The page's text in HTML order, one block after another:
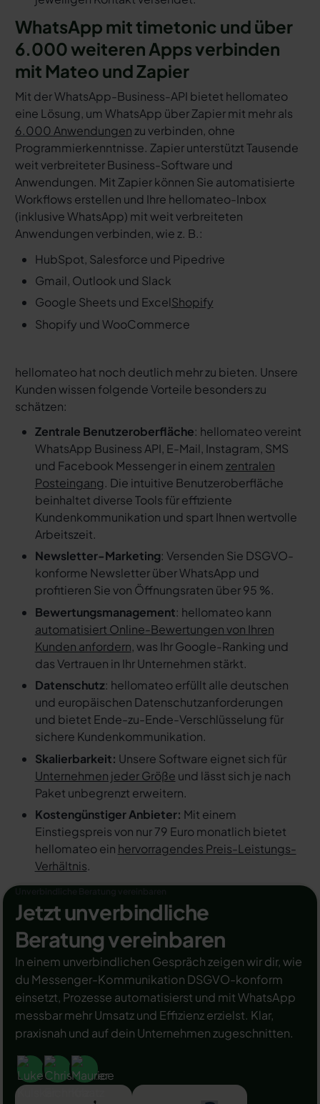
WhatsApp mit timetonic und über
6.000 weiteren Apps verbinden
mit Mateo und Zapier
Mit der WhatsApp-Business-API bietet hellomateo
eine Lösung, um WhatsApp über Zapier mit mehr als
6.000 Anwendungenzu verbinden, ohne
Programmierkenntnisse. Zapier unterstützt Tausende
weit verbreiteter Business-Software und
Anwendungen. Mit Zapier können Sie automatisierte
Workflows erstellen und Ihre hellomateo-Inbox
(inklusive WhatsApp) mit weit verbreiteten
Anwendungen verbinden, wie z. B.:
HubSpot, Salesforce und Pipedrive
Gmail, Outlook und Slack
Google Sheets und ExcelShopify
Shopify und WooCommerce
hellomateo hat noch deutlich mehr zu bieten. Unsere
Kunden wissen folgende Vorteile besonders zu
schätzen:
Zentrale Benutzeroberfläche: hellomateo vereint
WhatsApp Business API, E-Mail, Instagram, SMS
und Facebook Messenger in einem zentralen
Posteingang. Die intuitive Benutzeroberfläche
beinhaltet diverse Tools für effiziente
Kundenkommunikation und spart Ihnen wertvolle
Arbeitszeit.
Newsletter-Marketing: Versenden Sie DSGVO-
konforme Newsletter über WhatsApp und
profitieren Sie von Öffnungsraten über 95 %.
Bewertungsmanagement: hellomateo kann
automatisiert Online-Bewertungen von Ihren
Kunden anfordern, was Ihr Google-Ranking und
das Vertrauen in Ihr Unternehmen stärkt.
Datenschutz: hellomateo erfüllt alle deutschen
und europäischen Datenschutzanforderungen
und bietet Ende-zu-Ende-Verschlüsselung für
sichere Kundenkommunikation.
Skalierbarkeit: Unsere Software eignet sich für
Unternehmen jeder Größe und lässt sich je nach
Paket unbegrenzt erweitern.
Kostengünstiger Anbieter: Mit einem
Einstiegspreis von nur 79 Euro monatlich bietet
hellomateo ein hervorragendes Preis-Leistungs-
Verhältnis.
Jetzt unverbindliche
Beratung vereinbaren
In einem unverbindlichen Gespräch zeigen wir dir, wie
du Messenger-Kommunikation DSGVO-konform
einsetzt, Prozesse automatisierst und mit WhatsApp
messbar mehr Umsatz und Effizienz erzielst. Klar,
praxisnah und auf dein Unternehmen zugeschnitten.